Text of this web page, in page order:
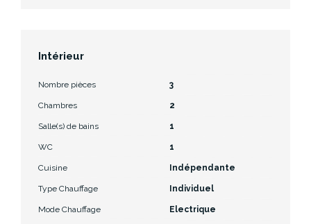
Intérieur
Nombre pièces 3
Chambres 2
Salle(s) de bains 1
WC 1
Cuisine Indépendante
Type Chauffage Individuel
Mode Chauffage Electrique